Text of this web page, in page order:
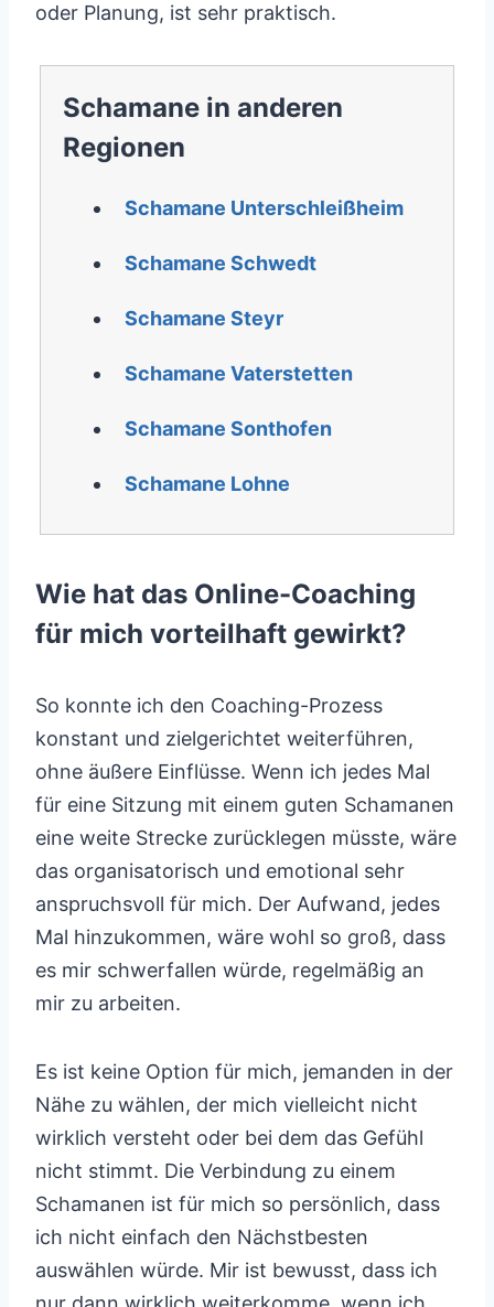
oder Planung, ist sehr praktisch.
Schamane in anderen
Regionen
Schamane Unterschleißheim
Schamane Schwedt
Schamane Steyr
Schamane Vaterstetten
Schamane Sonthofen
Schamane Lohne
Wie hat das Online-Coaching
für mich vorteilhaft gewirkt?
So konnte ich den Coaching-Prozess
konstant und zielgerichtet weiterführen,
ohne äußere Einflüsse. Wenn ich jedes Mal
für eine Sitzung mit einem guten Schamanen
eine weite Strecke zurücklegen müsste, wäre
das organisatorisch und emotional sehr
anspruchsvoll für mich. Der Aufwand, jedes
Mal hinzukommen, wäre wohl so groß, dass
es mir schwerfallen würde, regelmäßig an
mir zu arbeiten.
Es ist keine Option für mich, jemanden in der
Nähe zu wählen, der mich vielleicht nicht
wirklich versteht oder bei dem das Gefühl
nicht stimmt. Die Verbindung zu einem
Schamanen ist für mich so persönlich, dass
ich nicht einfach den Nächstbesten
auswählen würde. Mir ist bewusst, dass ich